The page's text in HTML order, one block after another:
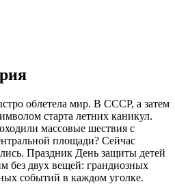
облетела мир. В СССР, а затем
старта летних каникул.
массовые шествия с
площади? Сейчас
Праздник День защиты детей
без двух вещей: грандиозных
событий в каждом уголке.